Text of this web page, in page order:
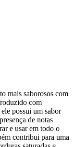
mais saborosos com
com
possui um sabor
de notas
e usar em todo o
contribui para uma